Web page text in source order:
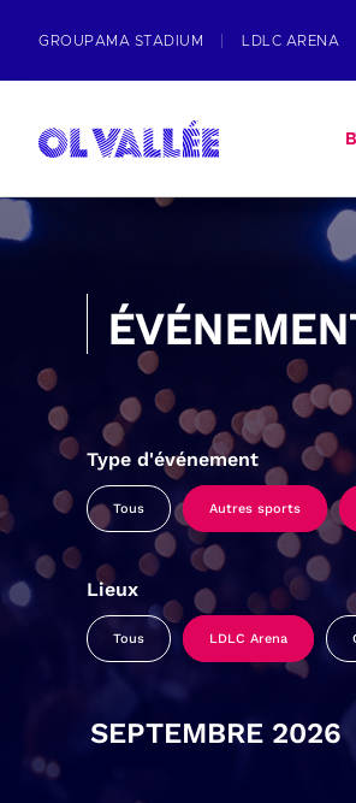
GROUPAMA STADIUM LDLC ARENA
Type d'événement
Tous Autres sports
Lieux
Tous LDLC Arena
SEPTEMBRE 2026